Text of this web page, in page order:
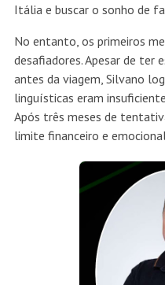
Itália e buscar o sonho de
No entanto, os primeiros
desafiadores. Apesar de ter
antes da viagem, Silvano
linguísticas eram
Após três meses de
limite financeiro e